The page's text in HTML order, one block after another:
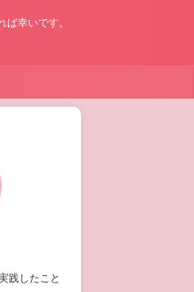
幸いです。
践したこと